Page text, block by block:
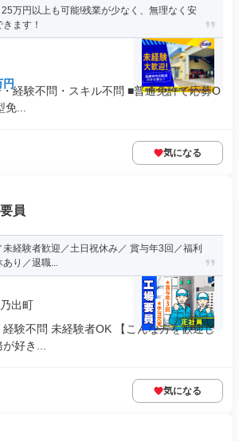
万円以上も可能!残業が少なく、無理なく安
ます！
経験不問・スキル不問 ■普通免許で応募O
...
気になる
員
経験者歓迎／土日祝休み／ 賞与年3回／福利
あり／退職...
出町
験不問 未経験者OK 【こんな方を歓迎し
好き...
気になる